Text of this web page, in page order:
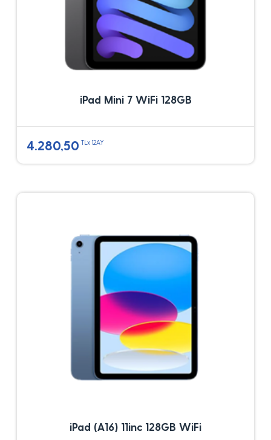
iPad Mini 7 WiFi 128GB
4.280,50 TLx 12AY
iPad (A16) 11inc 128GB WiFi